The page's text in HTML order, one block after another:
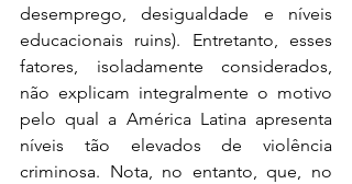
desemprego, desigualdade e níveis
educacionais ruins). Entretanto, esses
fatores, isoladamente considerados,
não explicam integralmente o motivo
pelo qual a América Latina apresenta
níveis tão elevados de violência
criminosa. Nota, no entanto, que, no